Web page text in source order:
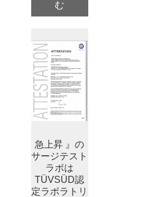
む
急上昇 』の
サージテスト
ラボは
TÜVSÜD認
定ラボラトリ